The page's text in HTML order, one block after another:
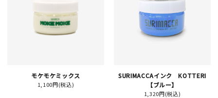
モケモケミックス
1,100円(税込)
SURIMACCAインク KOTTERI
【ブルー】
1,320円(税込)